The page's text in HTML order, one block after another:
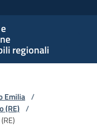
regionali
Emilia /
(RE) /